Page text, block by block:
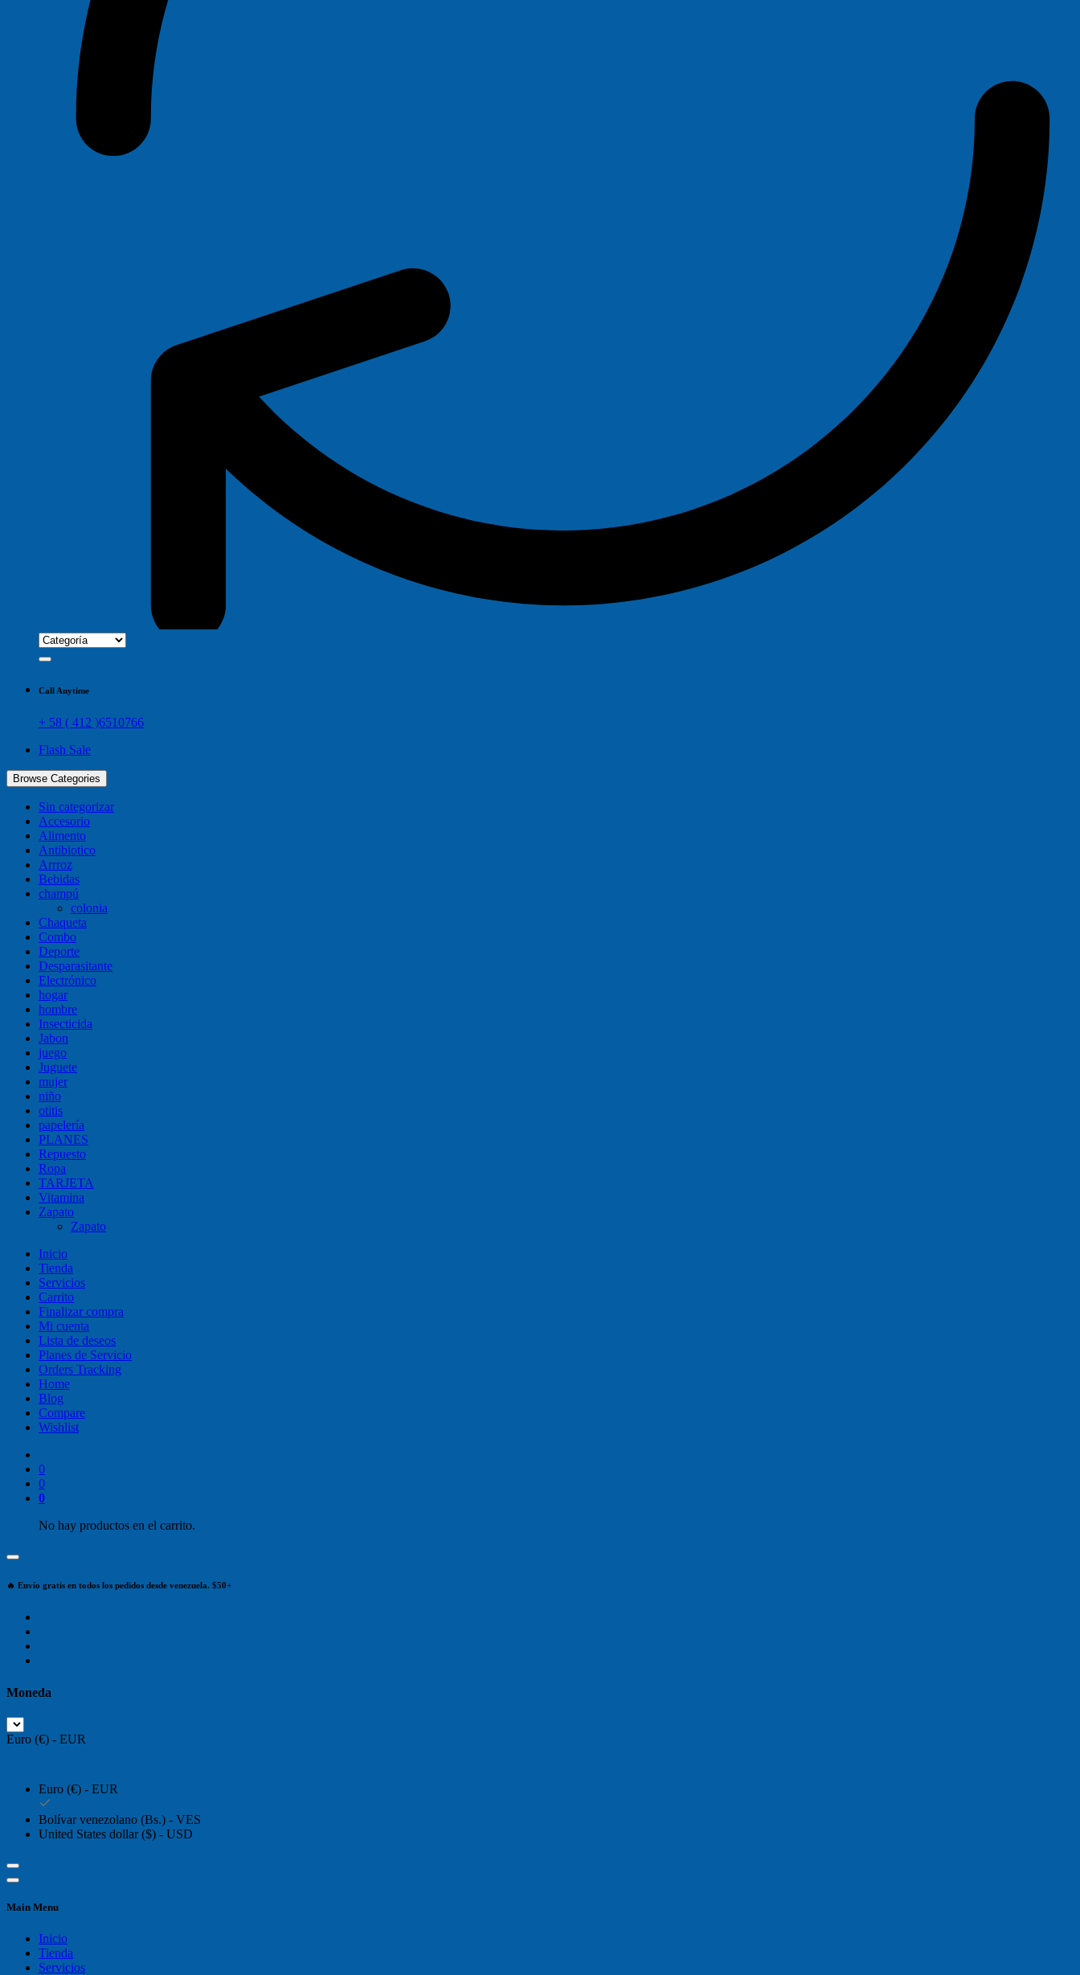
Call Anytime
+ 58 ( 412 )6510766
Flash Sale
Browse Categories
Sin categorizar
Accesorio
Alimento
Antibiotico
Arrroz
Bebidas
champú
colonia
Chaqueta
Combo
Deporte
Desparasitante
Electrónico
hogar
hombre
Insecticida
Jabon
juego
Juguete
mujer
niño
otitis
papelería
PLANES
Repuesto
Ropa
TARJETA
Vitamina
Zapato
Zapato
Inicio
Tienda
Servicios
Carrito
Finalizar compra
Mi cuenta
Lista de deseos
Planes de Servicio
Orders Tracking
Home
Blog
Compare
Wishlist
0
0
0
No hay productos en el carrito.
🔥 Envío gratis en todos los pedidos desde venezuela. $50+
Moneda
Euro (€) - EUR
Euro (€) - EUR
Bolívar venezolano (Bs.) - VES
United States dollar ($) - USD
Main Menu
Inicio
Tienda
Servicios